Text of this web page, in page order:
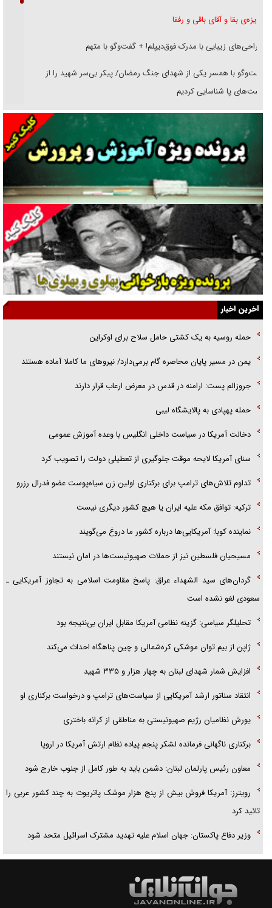
غریزه‌ی بقا و آقای باقی و رفقا
جراحی‌های زیبایی با مدرک فوق‌دیپلم! + گفت‌وگو با متهم
گفت‌وگو با همسر یکی از شهدای جنگ رمضان/ پیکر بی‌سر شهید را از
انگشت‌های پا شناسایی کردیم
نسلی که آنلاین الگو می‌گیرد
گفت‌وگو با آیت‌الله جاودان/ جفای مخالفان مکانت معنوی رهبر شهید را
ارتقا می‌داد
راننده مست به قانون می‌خندد
همه آقای دوربینی شده‌ایم!
قصه ناتمام سرویس مدارس
آیا مقاومت فلسطین خلع‌سلاح می‌شود؟
الگوی وحدت‌آفرین در ادراک سیاست خارجی
گفتگوی دکتر اخوان مدیرمسئول روزنامه جوان با برنامه تلویزیونی «نبرد
هرمز»
امام حسین (ع) کشته سیرت‌های عصر جاهلی شد
فریاد‌ها و ناله‌های دوستان مبارزدلم را آتش می‌زد
آخرین اخبار
حمله روسیه به یک کشتی حامل سلاح برای اوکراین
یمن در مسیر پایان محاصره گام برمی‌دارد/ نیرو‌های ما کاملا آماده هستند
جروزالم پست: ارامنه در قدس در معرض ارعاب قرار دارند
حمله پهپادی به پالایشگاه لیبی
دخالت آمریکا در سیاست داخلی انگلیس با وعده آموزش عمومی
سنای آمریکا لایحه موقت جلوگیری از تعطیلی دولت را تصویب کرد
تداوم تلاش‌های ترامپ برای برکناری اولین زن سیاه‌پوست عضو فدرال رزرو
ترکیه: توافق مکه علیه ایران یا هیچ کشور دیگری نیست
نماینده کوبا: آمریکایی‌ها درباره کشور ما دروغ می‌گویند
مسیحیان فلسطین نیز از حملات صهیونیست‌ها در امان نیستند
گردان‌های سید الشهداء عراق: پاسخ مقاومت اسلامی به تجاوز آمریکایی ـ
سعودی لغو نشده است
تحلیلگر سیاسی: گزینه نظامی آمریکا مقابل ایران بی‌نتیجه بود
ژاپن از بیم توان موشکی کره‌شمالی و چین پناهگاه احداث می‌کند
افزایش شمار شهدای لبنان به چهار هزار و ۳۳۵ شهید
انتقاد سناتور ارشد آمریکایی از سیاست‌های ترامپ و درخواست برکناری او
یورش نظامیان رژیم صهیونیستی به مناطقی از کرانه باختری
برکناری ناگهانی فرمانده لشکر پنجم پیاده‌ نظام ارتش آمریکا در اروپا
معاون رئیس پارلمان لبنان: دشمن باید به طور کامل از جنوب خارج شود
رویترز: آمریکا فروش بیش از پنج هزار موشک پاتریوت به چند کشور عربی را
تائید کرد
وزیر دفاع پاکستان: جهان اسلام علیه تهدید مشترک اسرائیل متحد شود